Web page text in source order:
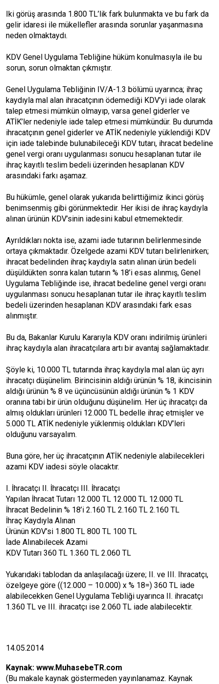
Iki görüş arasında 1.800 TL’lik fark bulunmakta ve bu fark da
gelir idaresi ile mükellefler arasında sorunlar yaşanmasına
neden olmaktaydı.
KDV Genel Uygulama Tebliğine hüküm konulmasıyla ile bu
sorun, sorun olmaktan çıkmıştır.
Genel Uygulama Tebliğinin IV/A-1.3 bölümü uyarınca; ihraç
kaydıyla mal alan ihracatçının ödemediği KDV’yi iade olarak
talep etmesi mümkün olmayıp, varsa genel giderler ve
ATİK’ler nedeniyle iade talep etmesi mümkündür. Bu durumda
ihracatçının genel giderler ve ATİK nedeniyle yüklendiği KDV
için iade talebinde bulunabileceği KDV tutarı, ihracat bedeline
genel vergi oranı uygulanması sonucu hesaplanan tutar ile
ihraç kayıtlı teslim bedeli üzerinden hesaplanan KDV
arasındaki farkı aşamaz.
Bu hükümle, genel olarak yukarıda belirttiğimiz ikinci görüş
benimsenmiş gibi görünmektedir. Her ikisi de ihraç kaydıyla
alınan ürünün KDV’sinin iadesini kabul etmemektedir.
Ayrıldıkları nokta ise, azami iade tutarının belirlenmesinde
ortaya çıkmaktadır. Özelgede azami KDV tutarı belirlenirken;
ihracat bedelinden ihraç kaydıyla satın alınan ürün bedeli
düşüldükten sonra kalan tutarın % 18’i esas alınmış, Genel
Uygulama Tebliğinde ise, ihracat bedeline genel vergi oranı
uygulanması sonucu hesaplanan tutar ile ihraç kayıtlı teslim
bedeli üzerinden hesaplanan KDV arasındaki fark esas
alınmıştır.
Bu da, Bakanlar Kurulu Kararıyla KDV oranı indirilmiş ürünleri
ihraç kaydıyla alan ihracatçılara artı bir avantaj sağlamaktadır.
Şöyle ki, 10.000 TL tutarında ihraç kaydıyla mal alan üç ayrı
ihracatçı düşünelim. Birincisinin aldığı ürünün % 18, ikincisinin
aldığı ürünün % 8 ve üçüncüsünün aldığı ürünün % 1 KDV
oranına tabi bir ürün olduğunu düşünelim. Her üç ihracatçı da
almış oldukları ürünleri 12.000 TL bedelle ihraç etmişler ve
5.000 TL ATİK nedeniyle yüklenmiş oldukları KDV’leri
olduğunu varsayalım.
Buna göre, her üç ihracatçının ATİK nedeniyle alabilecekleri
azami KDV iadesi söyle olacaktır.
I. İhracatçı II. İhracatçı III. İhracatçı
Yapılan İhracat Tutarı 12.000 TL 12.000 TL 12.000 TL
İhracat Bedelinin % 18’i 2.160 TL 2.160 TL 2.160 TL
İhraç Kaydıyla Alınan
Ürünün KDV’si 1.800 TL 800 TL 100 TL
İade Alınabilecek Azami
KDV Tutarı 360 TL 1.360 TL 2.060 TL
Yukarıdaki tablodan da anlaşılacağı üzere; II. ve III. Ihracatçı,
özelgeye göre ((12.000 – 10.000) x % 18=) 360 TL iade
alabilecekken Genel Uygulama Tebliği uyarınca II. ihracatçı
1.360 TL ve III. ihracatçı ise 2.060 TL iade alabilecektir.
14.05.2014
Kaynak: www.MuhasebeTR.com
(Bu makale kaynak göstermeden yayınlanamaz. Kaynak